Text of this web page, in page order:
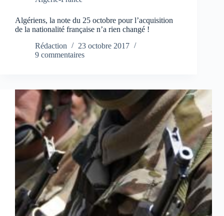
Algériens, la note du 25 octobre pour l’acquisition
de la nationalité française n’a rien changé !
Rédaction
23 octobre 2017
9 commentaires